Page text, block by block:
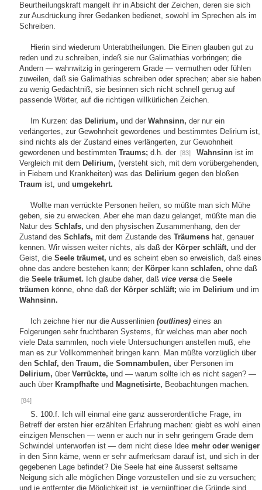
Beurtheilungskraft mangelt ihr in Absicht der Zeichen, deren sie sich
zur Ausdrückung ihrer Gedanken bedienet, sowohl im Sprechen als im
Schreiben.
Hierin sind wiederum Unterabtheilungen. Die Einen glauben gut zu
reden und zu schreiben, indeß sie nur Galimathias vorbringen; die
Andern — wahnwitzig in geringerem Grade — vermuthen oder fühlen
zuweilen, daß sie Galimathias schreiben oder sprechen; aber sie haben
zu wenig Gedächtniß, sie besinnen sich nicht schnell genug auf
passende Wörter, auf die richtigen willkürlichen Zeichen.
Im Kurzen: das Delirium, und derWahnsinn, der nur ein
verlängertes, zur Gewohnheit gewordenes und bestimmtes Delirium ist,
sind nichts als der Zustand eines verlängerten, zur Gewohnheit
gewordenen und bestimmten Traums; d.h. der [83] Wahnsinn ist im
Vergleich mit dem Delirium, (versteht sich, mit dem vorübergehenden,
in Fiebern und Krankheiten) was das Delirium gegen den bloßen
Traum ist, und umgekehrt.
Wollte man verrückte Personen heilen, so müßte man sich Mühe
geben, sie zu erwecken. Aber ehe man dazu gelanget, müßte man die
Natur des Schlafs, und den physischen Zusammenhang, den der
Zustand des Schlafs, mit dem Zustande des Träumens hat, genauer
kennen. Wir wissen weiter nichts, als daß der Körper schläft, und der
Geist, die Seele träumet, und es scheint eben so erweislich, daß eines
ohne das andere bestehen kann; der Körper kann schlafen, ohne daß
die Seele träumet. Ich glaube daher, daß vice versa die Seele
träumen könne, ohne daß der Körper schläft; wie im Delirium und im
Wahnsinn.
Ich zeichne hier nur die Aussenlinien(outlines) eines an
Folgerungen sehr fruchtbaren Systems, für welches man aber noch
viele Data sammlen, noch viele Untersuchungen anstellen muß, ehe
man es zur Vollkommenheit bringen kann. Man müßte vorzüglich über
den Schlaf, den Traum, die Somnambulen, über Personen im
Delirium, über Verrückte, und — warum sollte ich es nicht sagen? —
auch über Krampfhafte und Magnetisirte, Beobachtungen machen.
[84]
S. 100.f. Ich will einmal eine ganz ausserordentliche Frage, im
Betreff der ersten hier erzählten Erfahrung machen: giebt es wohl einen
einzigen Menschen — wenn er auch nur in sehr geringem Grade dem
Schwindel unterworfen ist — dem nicht diese Idee mehr oder weniger
in den Sinn käme, wenn er sehr aufmerksam darauf ist, und sich in der
gegebenen Lage befindet? Die Seele hat eine äusserst seltsame
Neigung sich alle möglichen Dinge vorzustellen und sie zu versuchen;
und je entfernter die Möglichkeit ist, je vernünftiger die Gründe sind,